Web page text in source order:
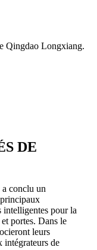
Qingdao Longxiang.
DE
conclu un
intelligentes pour la
portes. Dans le
leurs
intégrateurs de